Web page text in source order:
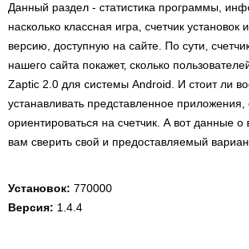
Данный раздел - статистика программы,
насколько классная игра, счетчик установок
версию, доступную на сайте. По сути,
нашего сайта покажет, сколько
Zaptic 2.0 для системы Android. И стоит ли
устанавливать представленное
ориентироваться на счетчик. А вот данные о
вам сверить свой и предоставляемый
Установок: 770000
Версия: 1.4.4